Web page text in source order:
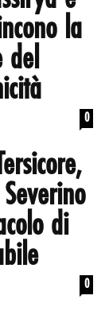
la
del
0
di
0